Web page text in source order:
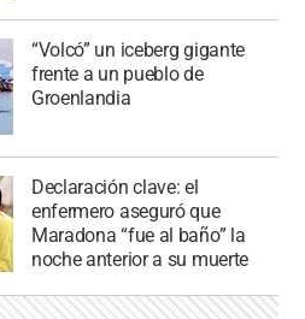
“Volcó” un iceberg gigante
frente a un pueblo de
Groenlandia
Declaración clave: el
enfermero aseguró que
Maradona “fue al baño” la
noche anterior a su muerte